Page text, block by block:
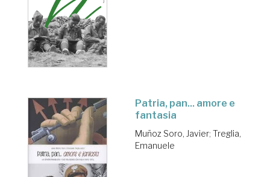
Patria, pan... amore e
fantasia
Muñoz Soro, Javier; Treglia,
Emanuele